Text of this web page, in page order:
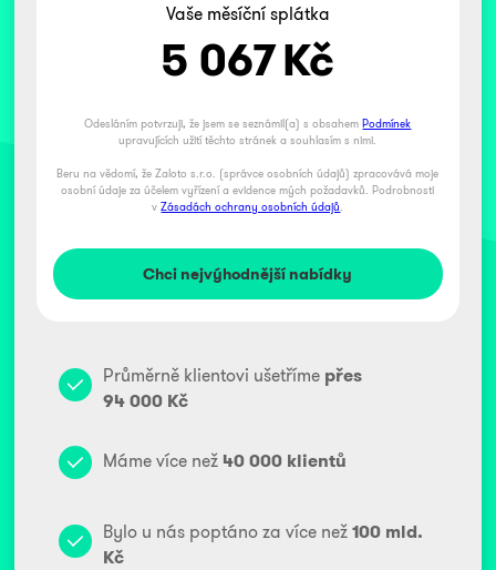
Vaše měsíční splátka
5 067Kč
Odesláním potvrzuji, že jsem se seznámil(a) s obsahemPodmínek
upravujících užití těchto stránek a souhlasím s nimi.
Beru na vědomí, že Zaloto s.r.o. (správce osobních údajů) zpracovává moje
osobní údaje za účelem vyřízení a evidence mých požadavků. Podrobnosti
vZásadách ochrany osobních údajů.
Průměrně klientovi ušetříme přes
94 000 Kč
Máme více než 40 000 klientů
Bylo u nás poptáno za více než 100 mld.
Kč